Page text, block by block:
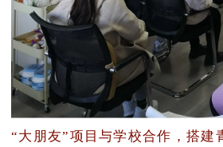
“大朋友”项目与学校合作，搭建